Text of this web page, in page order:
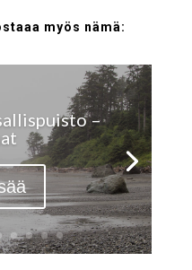
myös nämä:
–